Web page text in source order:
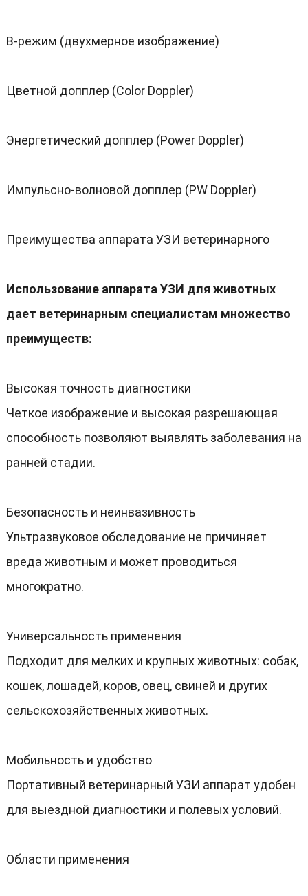
B-режим (двухмерное изображение)
Цветной допплер (Color Doppler)
Энергетический допплер (Power Doppler)
Импульсно-волновой допплер (PW Doppler)
Преимущества аппарата УЗИ ветеринарного
Использование аппарата УЗИ для животных
дает ветеринарным специалистам множество
преимуществ:
Высокая точность диагностики
Четкое изображение и высокая разрешающая
способность позволяют выявлять заболевания на
ранней стадии.
Безопасность и неинвазивность
Ультразвуковое обследование не причиняет
вреда животным и может проводиться
многократно.
Универсальность применения
Подходит для мелких и крупных животных: собак,
кошек, лошадей, коров, овец, свиней и других
сельскохозяйственных животных.
Мобильность и удобство
Портативный ветеринарный УЗИ аппарат удобен
для выездной диагностики и полевых условий.
Области применения